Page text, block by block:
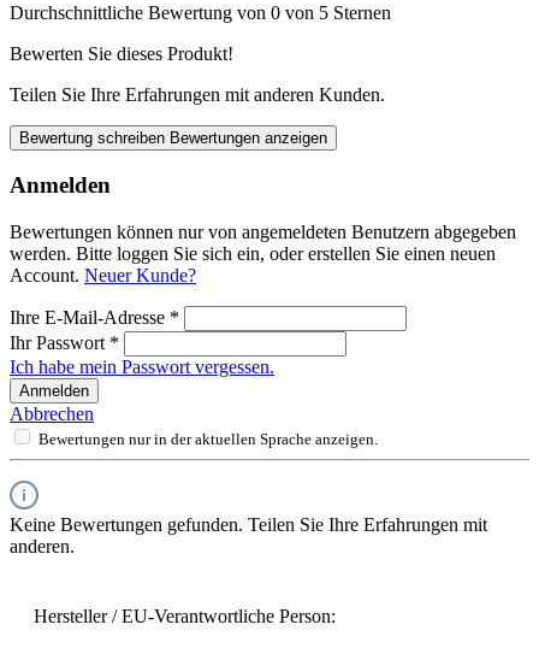
Durchschnittliche Bewertung von 0 von 5 Sternen
Bewerten Sie dieses Produkt!
Teilen Sie Ihre Erfahrungen mit anderen Kunden.
Bewertung schreiben Bewertungen anzeigen
Anmelden
Bewertungen können nur von angemeldeten Benutzern abgegeben
werden. Bitte loggen Sie sich ein, oder erstellen Sie einen neuen
Account. Neuer Kunde?
Ihre E-Mail-Adresse *
Ihr Passwort *
Ich habe mein Passwort vergessen.
Anmelden
Abbrechen
Bewertungen nur in der aktuellen Sprache anzeigen.
Keine Bewertungen gefunden. Teilen Sie Ihre Erfahrungen mit
anderen.
Hersteller / EU-Verantwortliche Person: